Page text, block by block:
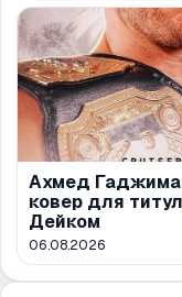
Ахмед
ковер для
Дейком
06.08.2026